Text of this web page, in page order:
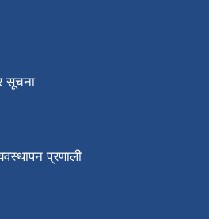
सूचना
प्रणाली